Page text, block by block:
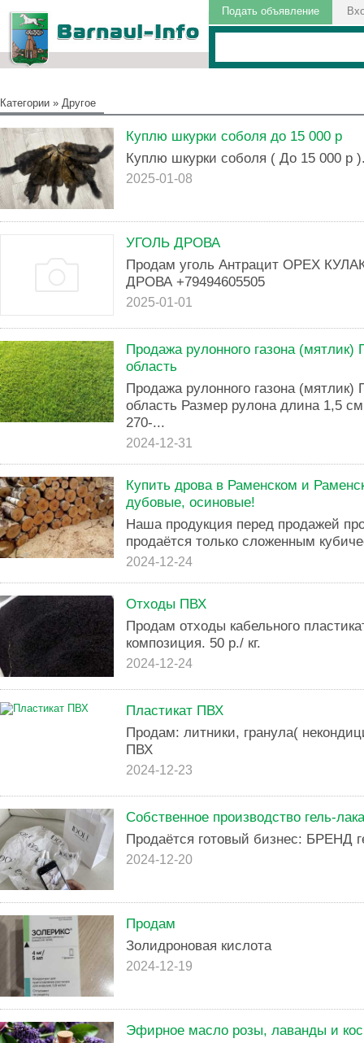
Подать объявление
Категории » Другое
Куплю шкурки соболя до 15 000 р
Куплю шкурки соболя ( До 15 000 р
2025-01-08
УГОЛЬ ДРОВА
Продам уголь Антрацит ОРЕХ
ДРОВА +79494605505
2025-01-01
Продажа рулонного газона (мятлик)
область
Продажа рулонного газона (мятлик)
область Размер рулона длина 1,5
270-...
2024-12-31
Купить дрова в Раменском и
дубовые, осиновые!
Наша продукция перед продажей
продаётся только сложенным
2024-12-24
Отходы ПВХ
Продам отходы кабельного
композиция. 50 р./ кг.
2024-12-24
Пластикат ПВХ
Продам: литники, гранула(
ПВХ
2024-12-23
Собственное производство гель-лака
Продаётся готовый бизнес: БРЕНД
2024-12-20
Продам
Золидроновая кислота
2024-12-19
Эфирное масло розы, лаванды и